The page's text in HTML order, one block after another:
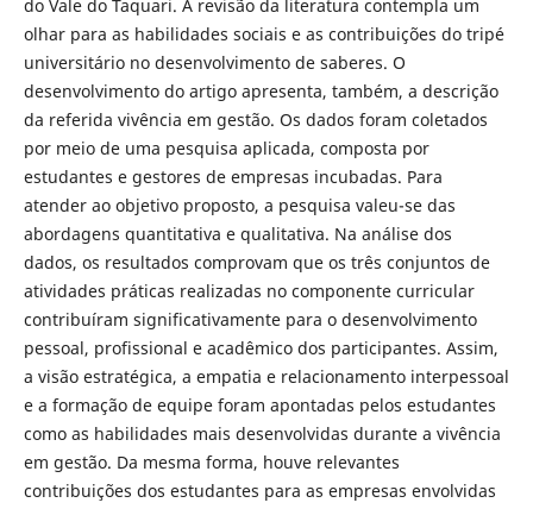
do Vale do Taquari. A revisão da literatura contempla um
olhar para as habilidades sociais e as contribuições do tripé
universitário no desenvolvimento de saberes. O
desenvolvimento do artigo apresenta, também, a descrição
da referida vivência em gestão. Os dados foram coletados
por meio de uma pesquisa aplicada, composta por
estudantes e gestores de empresas incubadas. Para
atender ao objetivo proposto, a pesquisa valeu-se das
abordagens quantitativa e qualitativa. Na análise dos
dados, os resultados comprovam que os três conjuntos de
atividades práticas realizadas no componente curricular
contribuíram significativamente para o desenvolvimento
pessoal, profissional e acadêmico dos participantes. Assim,
a visão estratégica, a empatia e relacionamento interpessoal
e a formação de equipe foram apontadas pelos estudantes
como as habilidades mais desenvolvidas durante a vivência
em gestão. Da mesma forma, houve relevantes
contribuições dos estudantes para as empresas envolvidas